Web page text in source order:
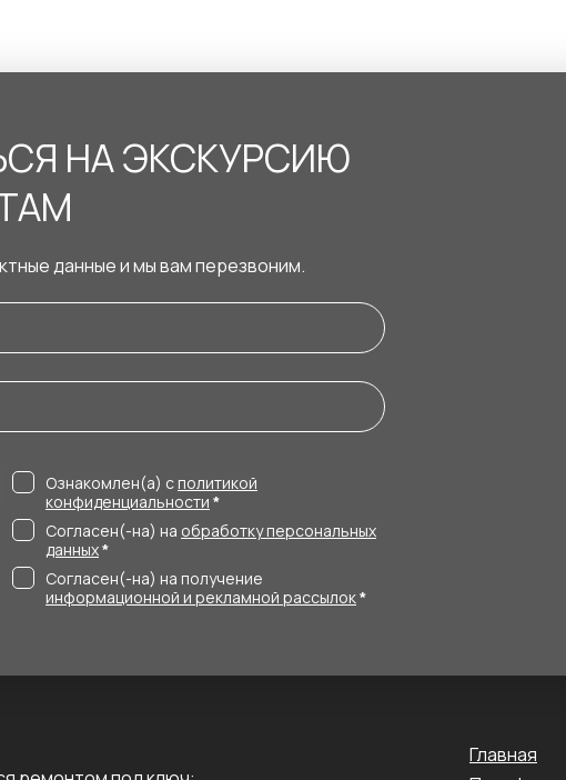
НА ЭКСКУРСИЮ
данные и мы вам перезвоним.
Ознакомлен(а) с политикой
конфиденциальности *
Согласен(-на) на обработку персональных
данных*
Согласен(-на) на получение
информационной и рекламной рассылок*
Главная